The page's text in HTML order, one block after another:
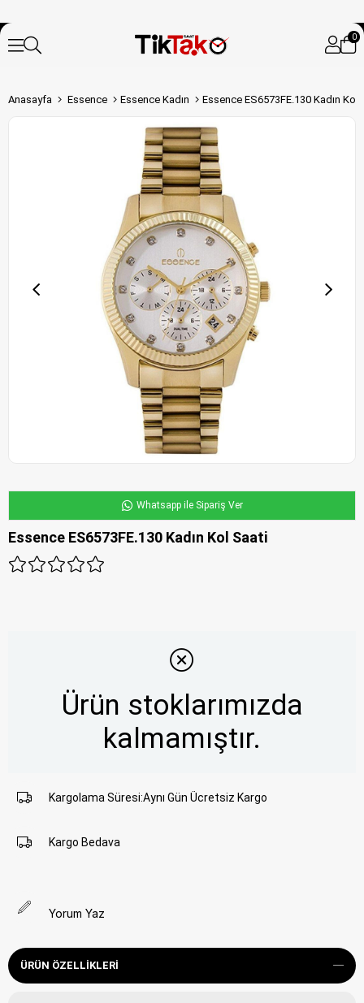
0
Anasayfa Essence Essence Kadın Essence ES6573FE.130 Kadın Kol
Whatsapp ile Sipariş Ver
Essence ES6573FE.130 Kadın Kol Saati
Ürün stoklarımızda
kalmamıştır.
Kargolama Süresi:Aynı Gün Ücretsiz Kargo
Kargo Bedava
Yorum Yaz
ÜRÜN ÖZELLIKLERI